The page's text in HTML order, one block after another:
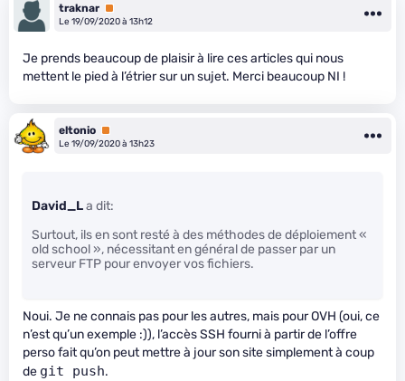
traknar Premium
Le 19/09/2020 à 13h12
Je prends beaucoup de plaisir à lire ces articles qui nous
mettent le pied à l’étrier sur un sujet. Merci beaucoup NI !
eltonio Premium
Le 19/09/2020 à 13h23
David_La dit:
Surtout, ils en sont resté à des méthodes de déploiement «
old school », nécessitant en général de passer par un
serveur FTP pour envoyer vos fichiers.
Noui. Je ne connais pas pour les autres, mais pour OVH (oui, ce
n’est qu’un exemple :)), l’accès SSH fourni à partir de l’offre
perso fait qu’on peut mettre à jour son site simplement à coup
de git push.